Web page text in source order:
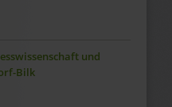
und
Bilk